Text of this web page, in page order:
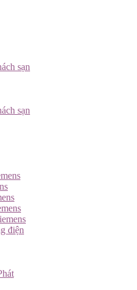
sạn
sạn
điện